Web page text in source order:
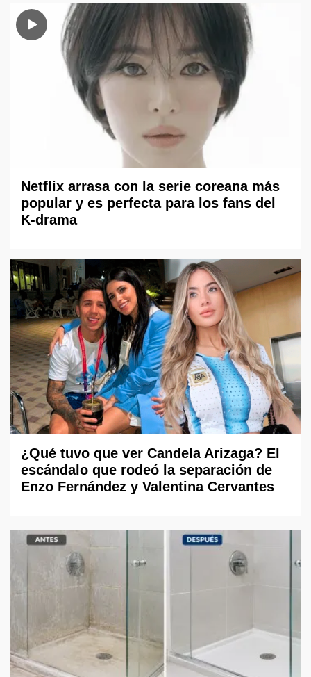
Netflix arrasa con la serie coreana más
popular y es perfecta para los fans del
K-drama
¿Qué tuvo que ver Candela Arizaga? El
escándalo que rodeó la separación de
Enzo Fernández y Valentina Cervantes